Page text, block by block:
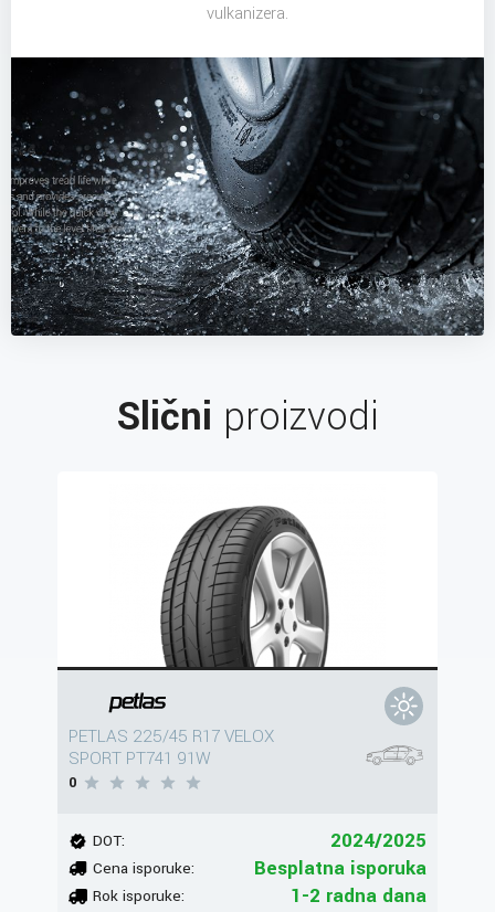
vulkanizera.
Slični proizvodi
PETLAS 225/45 R17 VELOX
SPORT PT741 91W
0
DOT: 2024/2025
Cena isporuke: Besplatna isporuka
Rok isporuke: 1-2 radna dana